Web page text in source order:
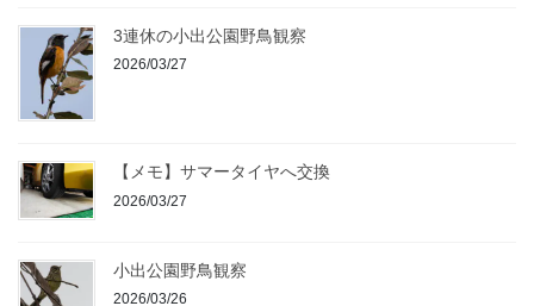
3連休の小出公園野鳥観察
2026/03/27
【メモ】サマータイヤへ交換
2026/03/27
小出公園野鳥観察
2026/03/26